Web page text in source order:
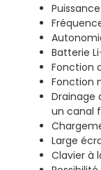
Batterie
Fonction
Fonction
Drainage
un canal
Large
Clavier à